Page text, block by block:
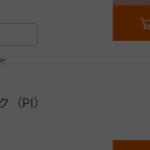
（PI）